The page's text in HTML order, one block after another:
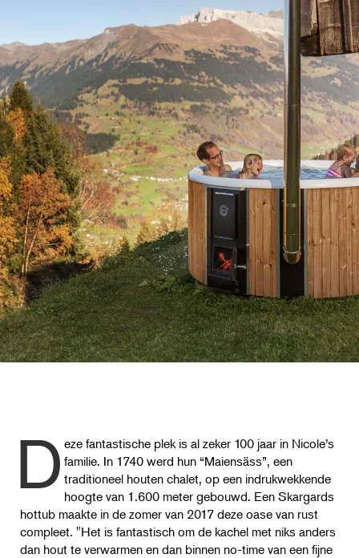
D eze fantastische plek is al zeker 100 jaar in Nicole’s
familie. In 1740 werd hun “Maiensäss”, een
traditioneel houten chalet, op een indrukwekkende
hoogte van 1.600 meter gebouwd. Een Skargards
hottub maakte in de zomer van 2017 deze oase van rust
compleet. "Het is fantastisch om de kachel met niks anders
dan hout te verwarmen en dan binnen no-time van een fijne